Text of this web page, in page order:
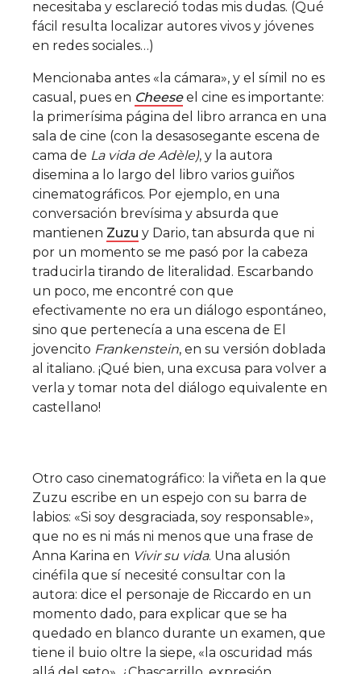
necesitaba y esclareció todas mis dudas. (Qué
fácil resulta localizar autores vivos y jóvenes
en redes sociales…)
Mencionaba antes «la cámara», y el símil no es
casual, pues en Cheeseel cine es importante:
la primerísima página del libro arranca en una
sala de cine (con la desasosegante escena de
cama de La vida de Adèle), y la autora
disemina a lo largo del libro varios guiños
cinematográficos. Por ejemplo, en una
conversación brevísima y absurda que
mantienen Zuzu y Dario, tan absurda que ni
por un momento se me pasó por la cabeza
traducirla tirando de literalidad. Escarbando
un poco, me encontré con que
efectivamente no era un diálogo espontáneo,
sino que pertenecía a una escena de El
jovencito Frankenstein, en su versión doblada
al italiano. ¡Qué bien, una excusa para volver a
verla y tomar nota del diálogo equivalente en
castellano!
Otro caso cinematográfico: la viñeta en la que
Zuzu escribe en un espejo con su barra de
labios: «Si soy desgraciada, soy responsable»,
que no es ni más ni menos que una frase de
Anna Karina en Vivir su vida. Una alusión
cinéfila que sí necesité consultar con la
autora: dice el personaje de Riccardo en un
momento dado, para explicar que se ha
quedado en blanco durante un examen, que
tiene il buio oltre la siepe, «la oscuridad más